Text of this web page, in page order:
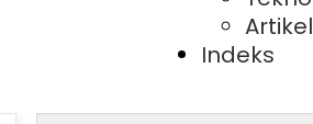
Artikel
Indeks